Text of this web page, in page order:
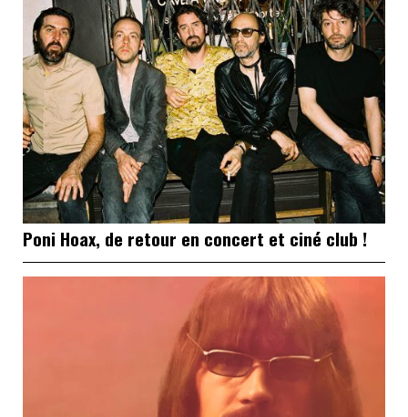
Poni Hoax, de retour en concert et ciné club !